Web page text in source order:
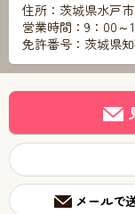
住所：茨城県水戸
営業時間：9：00～
免許番号：茨城県
メールで